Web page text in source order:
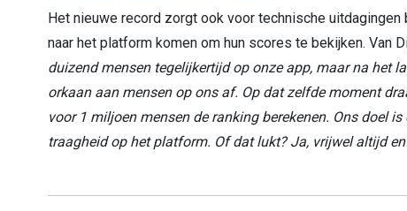
Het nieuwe record zorgt ook voor technische
naar het platform komen om hun scores te bekijken. Van
duizend mensen tegelijkertijd op onze app, maar na het
orkaan aan mensen op ons af. Op dat zelfde moment
voor 1 miljoen mensen de ranking berekenen. Ons doel
traagheid op het platform. Of dat lukt? Ja, vrijwel altijd